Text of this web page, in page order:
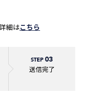
細はこちら
STEP 03
送信完了